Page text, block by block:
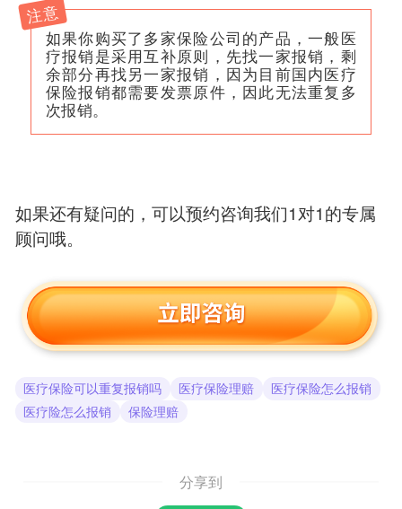
注意
如果你购买了多家保险公司的产品，一般医
疗报销是采用互补原则，先找一家报销，剩
余部分再找另一家报销，因为目前国内医疗
保险报销都需要发票原件，因此无法重复多
次报销。
如果还有疑问的，可以预约咨询我们1对1的专属
顾问哦。
医疗保险可以重复报销吗 医疗保险理赔
医疗保险怎么报销
医疗险怎么报销
保险理赔
分享到